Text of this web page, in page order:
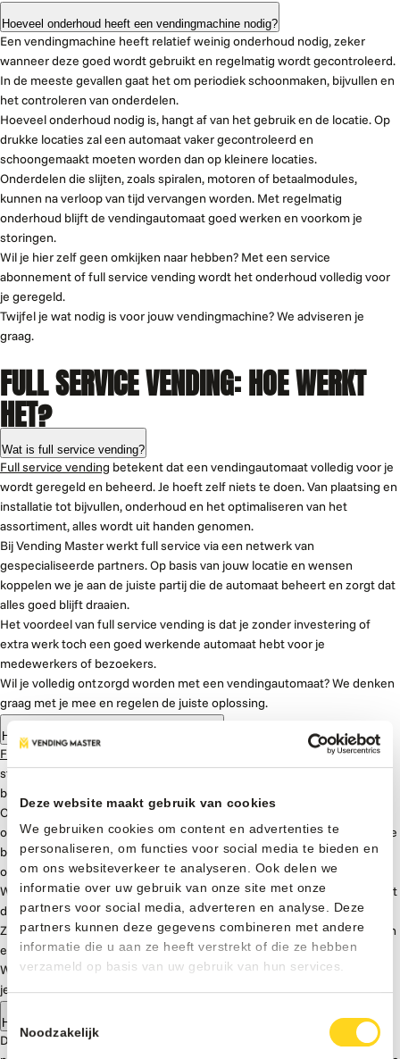
Deze website maakt gebruik van cookies
We gebruiken cookies om content en advertenties te
personaliseren, om functies voor social media te bieden en
om ons websiteverkeer te analyseren. Ook delen we
informatie over uw gebruik van onze site met onze
partners voor social media, adverteren en analyse. Deze
partners kunnen deze gegevens combineren met andere
informatie die u aan ze heeft verstrekt of die ze hebben
verzameld op basis van uw gebruik van hun services.
Noodzakelijk
Hoeveel onderhoud heeft een vendingmachine nodig?
Een vendingmachine heeft relatief weinig onderhoud nodig, zeker
wanneer deze goed wordt gebruikt en regelmatig wordt gecontroleerd.
In de meeste gevallen gaat het om periodiek schoonmaken, bijvullen en
het controleren van onderdelen.
Hoeveel onderhoud nodig is, hangt af van het gebruik en de locatie. Op
drukke locaties zal een automaat vaker gecontroleerd en
schoongemaakt moeten worden dan op kleinere locaties.
Onderdelen die slijten, zoals spiralen, motoren of betaalmodules,
kunnen na verloop van tijd vervangen worden. Met regelmatig
onderhoud blijft de vendingautomaat goed werken en voorkom je
storingen.
Wil je hier zelf geen omkijken naar hebben? Met een service
abonnement of full service vending wordt het onderhoud volledig voor
je geregeld.
Twijfel je wat nodig is voor jouw vendingmachine? We adviseren je
graag.
FULL SERVICE VENDING: HOE WERKT
HET?
Wat is full service vending?
Full service vending betekent dat een vendingautomaat volledig voor je
wordt geregeld en beheerd. Je hoeft zelf niets te doen. Van plaatsing en
installatie tot bijvullen, onderhoud en het optimaliseren van het
assortiment, alles wordt uit handen genomen.
Bij Vending Master werkt full service via een netwerk van
gespecialiseerde partners. Op basis van jouw locatie en wensen
koppelen we je aan de juiste partij die de automaat beheert en zorgt dat
alles goed blijft draaien.
Het voordeel van full service vending is dat je zonder investering of
extra werk toch een goed werkende automaat hebt voor je
medewerkers of bezoekers.
Wil je volledig ontzorgd worden met een vendingautomaat? We denken
graag met je mee en regelen de juiste oplossing.
Hoe werkt full service via Vending Master?
Full service
via Vending Master werkt op basis van de juiste match. We
starten met het bespreken van jouw locatie en wensen, zodat we goed
begrijpen wat er nodig is.
Op basis daarvan koppelen we je aan een gespecialiseerde partner uit
ons netwerk. Deze partner is actief in jouw regio en neemt het volledige
beheer van de vendingautomaat op zich. Denk aan plaatsing, bijvullen,
onderhoud en het optimaliseren van het assortiment.
Wij blijven betrokken om ervoor te zorgen dat alles goed verloopt en dat
de oplossing blijft passen bij jouw situatie.
Zo combineer je het gemak van full service vending met de kwaliteit van
een lokale specialist.
Wil je weten hoe dit er voor jouw locatie uitziet? We denken graag met
je mee en laten zien wat mogelijk is.
Hoe vinden jullie de juiste partner voor mijn locatie?
De juiste partner vinden begint bij jouw locatie en wensen. We kijken